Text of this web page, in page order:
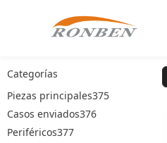
Categorías
Piezas principales375
Casos enviados376
Periféricos377